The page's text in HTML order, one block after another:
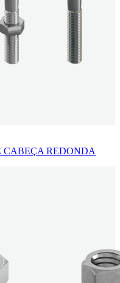
CABEÇA REDONDA